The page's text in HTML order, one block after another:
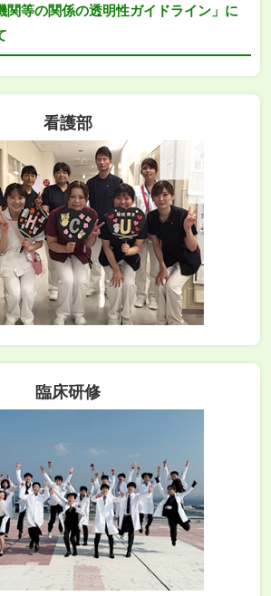
関等の関係の透明性ガイドライン」に
看護部
臨床研修